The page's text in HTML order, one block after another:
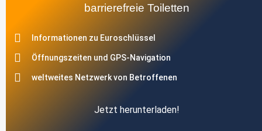
barrierefreie Toiletten
Informationen zu Euroschlüssel
Öffnungszeiten und GPS-Navigation
weltweites Netzwerk von Betroffenen
Jetzt herunterladen!